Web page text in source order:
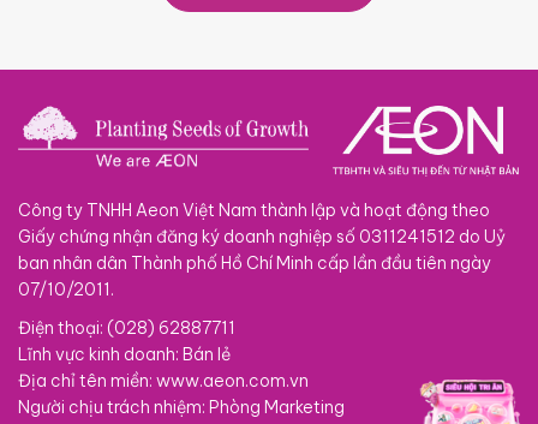
Công ty TNHH Aeon Việt Nam thành lập và hoạt động theo
Giấy chứng nhận đăng ký doanh nghiệp số 0311241512 do Uỷ
ban nhân dân Thành phố Hồ Chí Minh cấp lần đầu tiên ngày
07/10/2011.
Điện thoại: (028) 62887711
Lĩnh vực kinh doanh: Bán lẻ
Địa chỉ tên miền: www.aeon.com.vn
Người chịu trách nhiệm: Phòng Marketing